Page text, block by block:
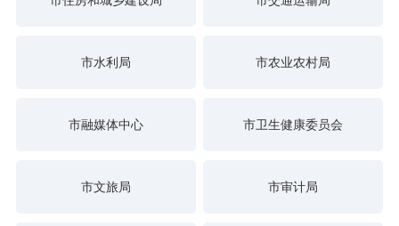
市水利局 市农业农村局
市融媒体中心 市卫生健康委员会
市文旅局 市审计局